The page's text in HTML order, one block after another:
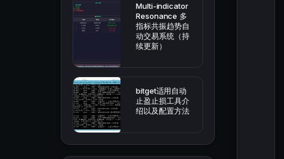
Multi-indicator
Resonance 多
指标共振趋势自
动交易系统（持
续更新）
bitget适用自动
止盈止损工具介
绍以及配置方法